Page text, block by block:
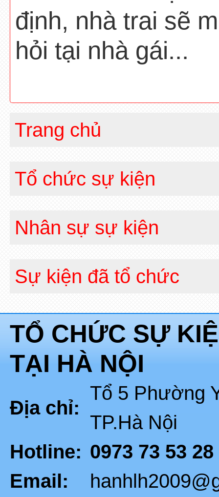
định, nhà trai sẽ
hỏi tại nhà gái...
Trang chủ
Tổ chức sự kiện
Nhân sự sự kiện
Sự kiện đã tổ chức
TỔ CHỨC SỰ
TẠI HÀ NỘI
Địa chỉ:
Tổ 5 Phường
TP.Hà Nội
Hotline: 0973 73 53 28
Email: